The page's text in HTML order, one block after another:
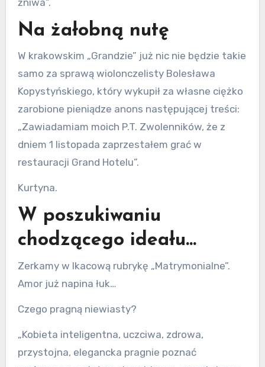
Na żałobną nutę
W krakowskim „Grandzie” już nic nie będzie takie
samo za sprawą wiolonczelisty Bolesława
Kopystyńskiego, który wykupił za własne ciężko
zarobione pieniądze anons następującej treści:
„Zawiadamiam moich P.T. Zwolenników, że z
dniem 1 listopada zaprzestałem grać w
restauracji Grand Hotelu”.
Kurtyna.
W poszukiwaniu
chodzącego ideału…
Zerkamy w Ikacową rubrykę „Matrymonialne”.
Amor już napina łuk…
Czego pragną niewiasty?
„Kobieta inteligentna, uczciwa, zdrowa,
przystojna, elegancka pragnie poznać